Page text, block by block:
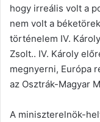
hogy irreális volt a
nem volt a
történelem IV.
Zsolt.. IV. Károly
megnyerni, Európa
az Osztrák-Magyar
A miniszterelnök-